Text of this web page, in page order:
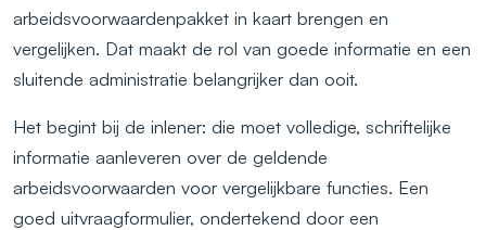
arbeidsvoorwaardenpakket in kaart brengen en
vergelijken. Dat maakt de rol van goede informatie en een
sluitende administratie belangrijker dan ooit.
Het begint bij de inlener: die moet volledige, schriftelijke
informatie aanleveren over de geldende
arbeidsvoorwaarden voor vergelijkbare functies. Een
goed uitvraagformulier, ondertekend door een